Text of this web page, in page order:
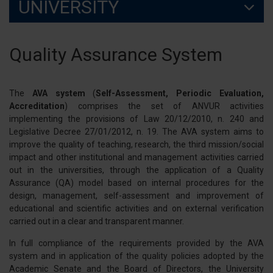
UNIVERSITY
Quality Assurance System
The AVA system (Self-Assessment, Periodic Evaluation,
Accreditation) comprises the set of ANVUR activities
implementing the provisions of Law 20/12/2010, n. 240 and
Legislative Decree 27/01/2012, n. 19. The AVA system aims to
improve the quality of teaching, research, the third mission/social
impact and other institutional and management activities carried
out in the universities, through the application of a Quality
Assurance (QA) model based on internal procedures for the
design, management, self-assessment and improvement of
educational and scientific activities and on external verification
carried out in a clear and transparent manner.
In full compliance of the requirements provided by the AVA
system and in application of the quality policies adopted by the
Academic Senate and the Board of Directors, the University